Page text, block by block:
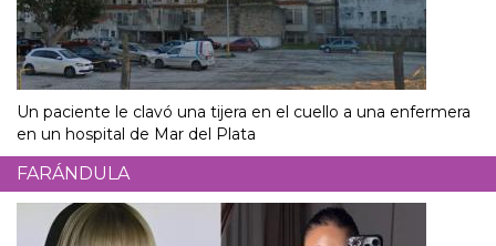
Un paciente le clavó una tijera en el cuello a una enfermera
en un hospital de Mar del Plata
FARÁNDULA